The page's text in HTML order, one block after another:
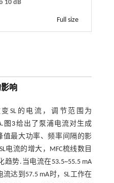
10 dB
Full size
响
SL的电流，调节范围为
图3给出了泵浦电流对生成
值最大功率、频率间隔的影
电流的增大，MFC梳线数目
势.当电流在53.5~55.5 mA
达到57.5 mA时，SL工作在